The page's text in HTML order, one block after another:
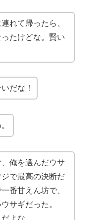
れて帰ったら、
たけどな。賢い
だな！
俺を選んだウサ
で最高の決断だ
番甘えん坊で、
サギだった。
だよな…